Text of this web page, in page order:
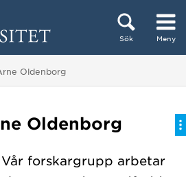
Sök Meny
Oldenborg
Oldenborg
Vår forskargrupp arbetar